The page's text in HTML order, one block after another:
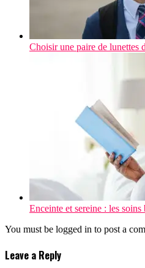
Choisir une paire de lunettes
Enceinte et sereine : les soins
You must be logged in to post a
Leave a Reply